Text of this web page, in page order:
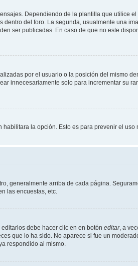
Dependiendo de la plantilla que utilice
del foro. La segunda, usualmente una
ser publicadas. En caso de que no este
por el usuario o la posición del mismo
innecesariamente solo para incrementar su
la opción. Esto es para prevenir el
generalmente arriba de cada página.
las encuestas, etc.
debe hacer clic en en botón editar, a
que lo ha sido. No aparece si fue un
respondido al mismo.